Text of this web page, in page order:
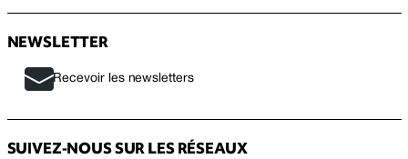
NEWSLETTER
Recevoir les newsletters
SUIVEZ-NOUS SUR LES RÉSEAUX